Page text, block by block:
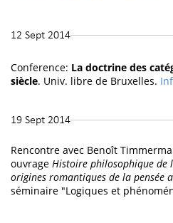
12 Sept 2014
Conference: La doctrine des
siècle. Univ. libre de Bruxelles.
19 Sept 2014
Rencontre avec Benoît
ouvrage Histoire philosophique de
origines romantiques de la pensée
séminaire "Logiques et